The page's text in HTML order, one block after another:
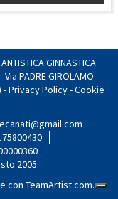
GINNASTICA
PADRE GIROLAMO
-Privacy Policy-Cookie
2005
con TeamArtist.com.